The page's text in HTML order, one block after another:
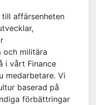
affärsenheten
och militära
i vårt Finance
medarbetare. Vi
baserad på
förbättringar